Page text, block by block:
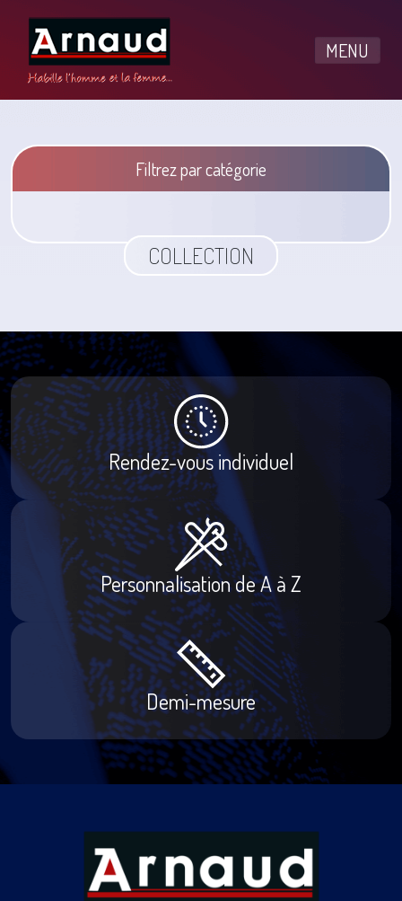
MENU
Filtrez par catégorie
COLLECTION
Rendez-vous individuel
Personnalisation de A à Z
Demi-mesure